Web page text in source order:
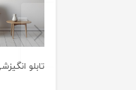
تابلو